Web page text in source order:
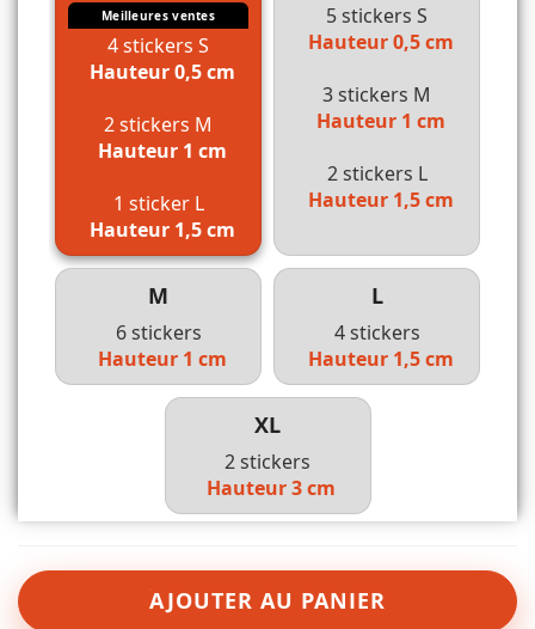
Meilleures ventes
4 stickers S
Hauteur 0,5 cm
2 stickers M
Hauteur 1 cm
1 sticker L
Hauteur 1,5 cm
5 stickers S
Hauteur 0,5 cm
3 stickers M
Hauteur 1 cm
2 stickers L
Hauteur 1,5 cm
M
6 stickers
Hauteur 1 cm
L
4 stickers
Hauteur 1,5 cm
XL
2 stickers
Hauteur 3 cm
AJOUTER AU PANIER